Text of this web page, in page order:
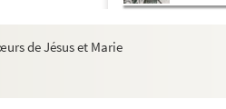
de Jésus et Marie